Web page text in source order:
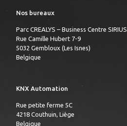
Nos bureaux
Parc CREALYS – Business Centre SIRIUS
Rue Camille Hubert 7-9
5032 Gembloux (Les Isnes)
Belgique
KNX Automation
Rue petite ferme 5C
4218 Couthuin, Liège
Belgique